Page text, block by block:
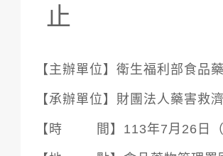
止
【主辦單位】衛生福利部食品
【承辦單位】財團法人藥害救
【時 間】113年7月26日（